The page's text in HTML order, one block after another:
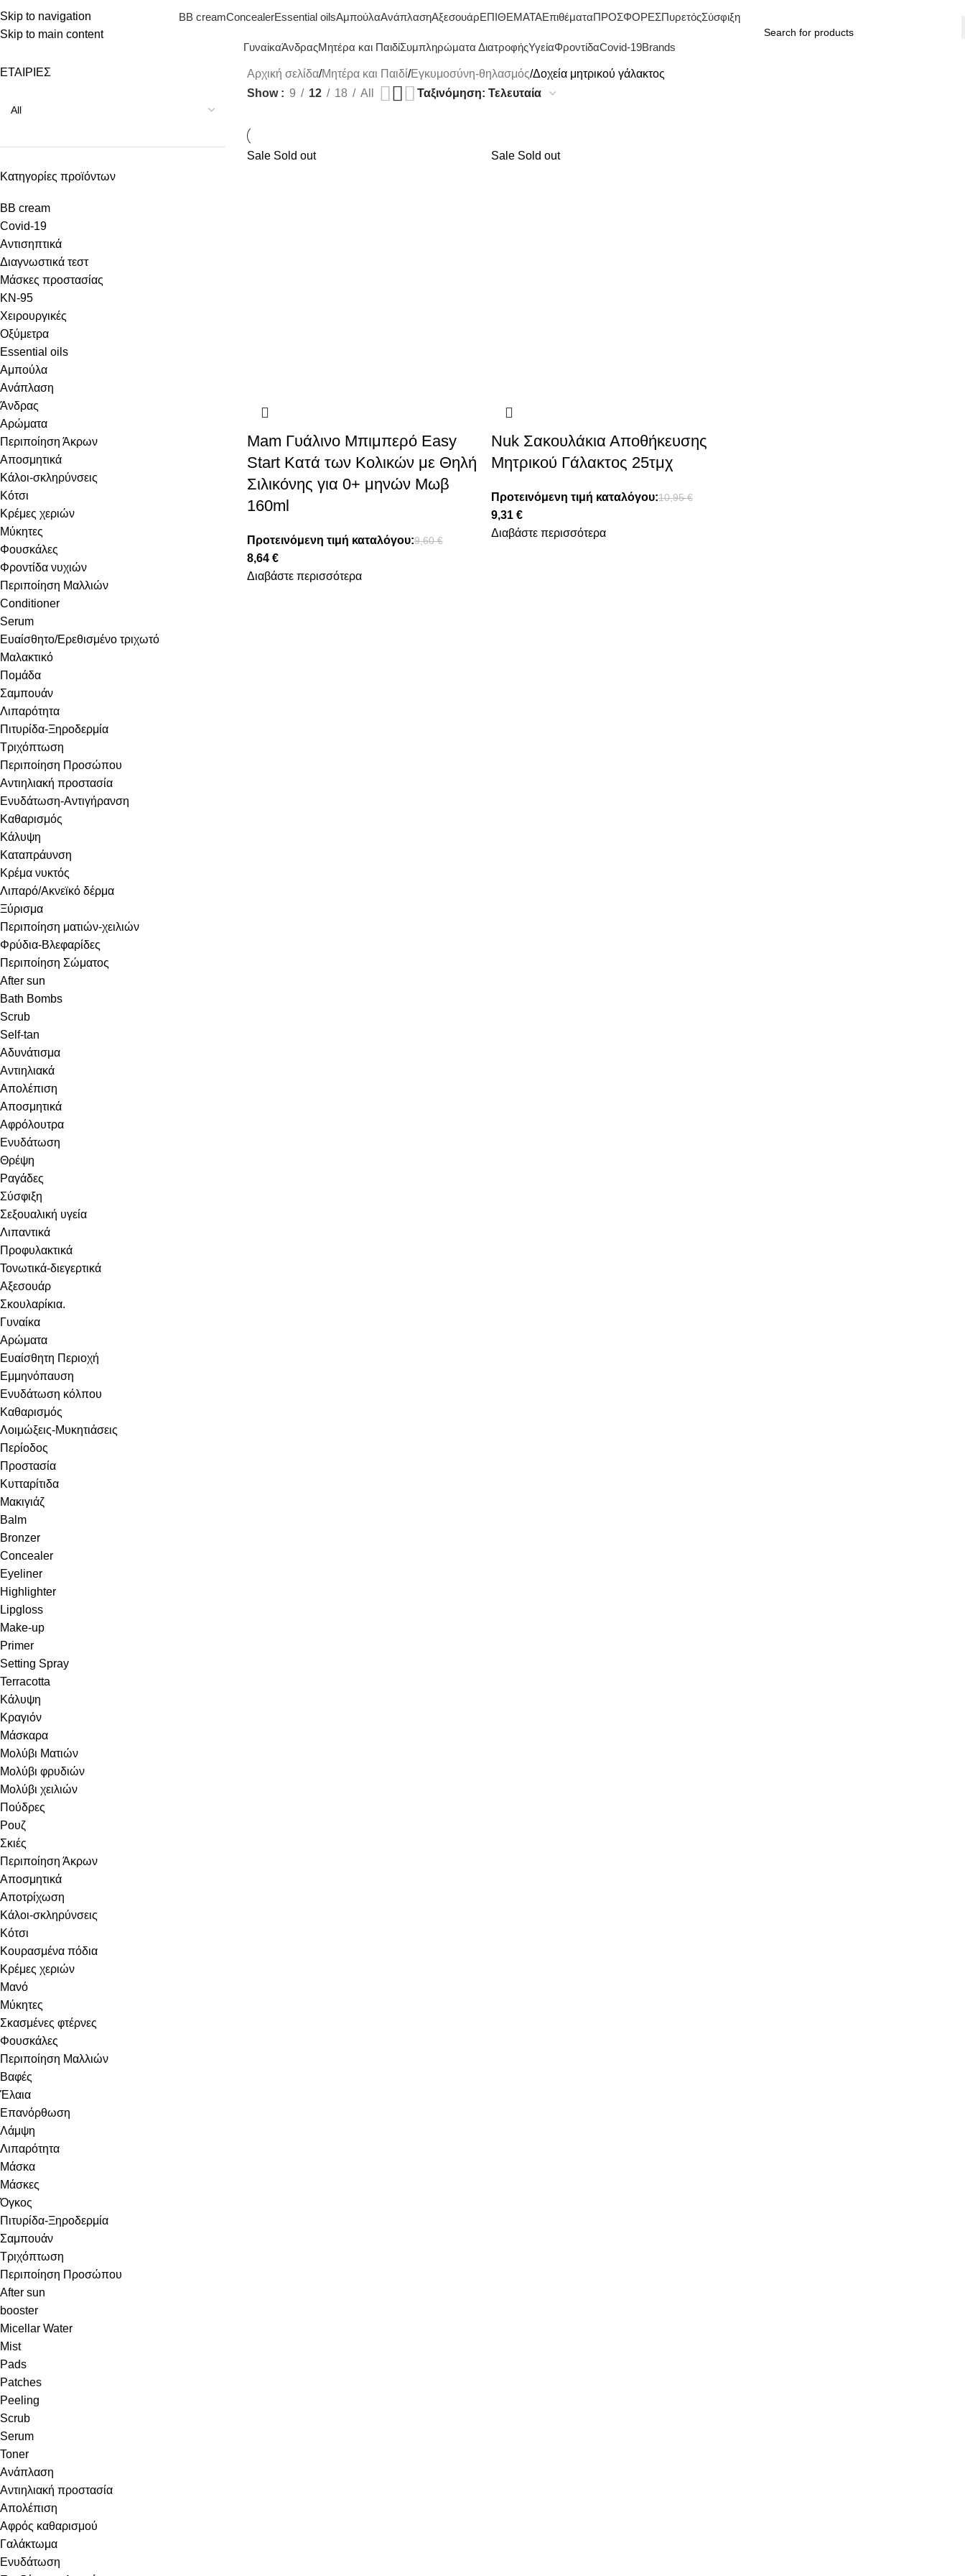
Skip to navigation
Skip to main content
BB creamConcealerEssential oilsΑμπούλαΑνάπλασηΑξεσουάρΕΠΙΘΕΜΑΤΑΕπιθέματαΠΡΟΣΦΟΡΕΣΠυρετόςΣύσφιξη
ΓυναίκαΆνδραςΜητέρα και ΠαιδίΣυμπληρώματα ΔιατροφήςΥγείαΦροντίδαCovid-19Brands
ΕΤΑΙΡΙΕΣ
Κατηγορίες προϊόντων
BB cream
Covid-19
Αντισηπτικά
Διαγνωστικά τεστ
Μάσκες προστασίας
KN-95
Χειρουργικές
Οξύμετρα
Essential oils
Αμπούλα
Ανάπλαση
Άνδρας
Αρώματα
Περιποίηση Άκρων
Αποσμητικά
Κάλοι-σκληρύνσεις
Κότσι
Κρέμες χεριών
Μύκητες
Φουσκάλες
Φροντίδα νυχιών
Περιποίηση Μαλλιών
Conditioner
Serum
Ευαίσθητο/Ερεθισμένο τριχωτό
Μαλακτικό
Πομάδα
Σαμπουάν
Λιπαρότητα
Πιτυρίδα-Ξηροδερμία
Τριχόπτωση
Περιποίηση Προσώπου
Αντιηλιακή προστασία
Ενυδάτωση-Αντιγήρανση
Καθαρισμός
Κάλυψη
Καταπράυνση
Κρέμα νυκτός
Λιπαρό/Ακνεϊκό δέρμα
Ξύρισμα
Περιποίηση ματιών-χειλιών
Φρύδια-Βλεφαρίδες
Περιποίηση Σώματος
After sun
Bath Bombs
Scrub
Self-tan
Αδυνάτισμα
Αντιηλιακά
Απολέπιση
Αποσμητικά
Αφρόλουτρα
Ενυδάτωση
Θρέψη
Ραγάδες
Σύσφιξη
Σεξουαλική υγεία
Λιπαντικά
Προφυλακτικά
Τονωτικά-διεγερτικά
Αξεσουάρ
Σκουλαρίκια.
Γυναίκα
Αρώματα
Ευαίσθητη Περιοχή
Εμμηνόπαυση
Ενυδάτωση κόλπου
Καθαρισμός
Λοιμώξεις-Μυκητιάσεις
Περίοδος
Προστασία
Κυτταρίτιδα
Μακιγιάζ
Balm
Bronzer
Concealer
Eyeliner
Highlighter
Lipgloss
Make-up
Primer
Setting Spray
Terracotta
Κάλυψη
Κραγιόν
Μάσκαρα
Μολύβι Ματιών
Μολύβι φρυδιών
Μολύβι χειλιών
Πούδρες
Ρουζ
Σκιές
Περιποίηση Άκρων
Αποσμητικά
Αποτρίχωση
Κάλοι-σκληρύνσεις
Κότσι
Κουρασμένα πόδια
Κρέμες χεριών
Μανό
Μύκητες
Σκασμένες φτέρνες
Φουσκάλες
Περιποίηση Μαλλιών
Βαφές
Έλαια
Επανόρθωση
Λάμψη
Λιπαρότητα
Μάσκα
Μάσκες
Όγκος
Πιτυρίδα-Ξηροδερμία
Σαμπουάν
Τριχόπτωση
Περιποίηση Προσώπου
After sun
booster
Micellar Water
Mist
Pads
Patches
Peeling
Scrub
Serum
Toner
Ανάπλαση
Αντιηλιακή προστασία
Απολέπιση
Αφρός καθαρισμού
Γαλάκτωμα
Ενυδάτωση
Αρχική σελίδα Μητέρα και Παιδί Εγκυμοσύνη-θηλασμός Δοχεία μητρικού γάλακτος
Show
9 12 18 All
Sale Sold out
Mam Γυάλινο Μπιμπερό Easy
Start Κατά των Κολικών με Θηλή
Σιλικόνης για 0+ μηνών Μωβ
160ml
Προτεινόμενη τιμή καταλόγου:9,60€
8,64 €
Διαβάστε περισσότερα
Sale Sold out
Nuk Σακουλάκια Αποθήκευσης
Μητρικού Γάλακτος 25τμχ
Προτεινόμενη τιμή καταλόγου:10,95€
9,31 €
Διαβάστε περισσότερα